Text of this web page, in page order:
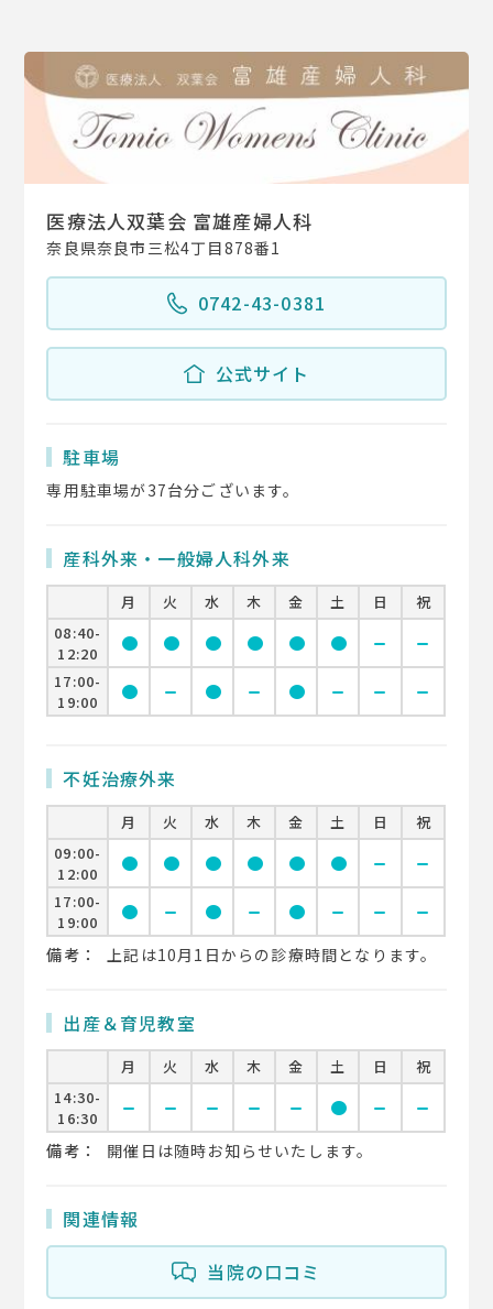
医療法人双葉会 富雄産婦人科
奈良県奈良市三松4丁目878番1
0742-43-0381
公式サイト
駐車場
専用駐車場が37台分ございます。
産科外来・一般婦人科外来
月 火 水 木 金 土 日
祝
08:40-
12:20
circle circle circle circle circle circle remove remove
17:00-
19:00
circle remove circle remove circle remove remove remove
不妊治療外来
月 火 水 木 金 土 日
祝
09:00-
12:00
circle circle circle circle circle circle remove remove
17:00-
19:00
circle remove circle remove circle remove remove remove
備考： 上記は10月1日からの診療時間となります。
出産＆育児教室
月 火 水 木 金 土 日
祝
14:30-
16:30
remove remove remove remove remove circle remove remove
備考： 開催日は随時お知らせいたします。
関連情報
当院の口コミ